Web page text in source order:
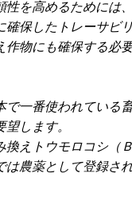
性を高めるためには、
確保したトレーサビ
作物にも確保する必
で一番使われている
望します。
換えトウモロコシ（
は農薬として登録さ